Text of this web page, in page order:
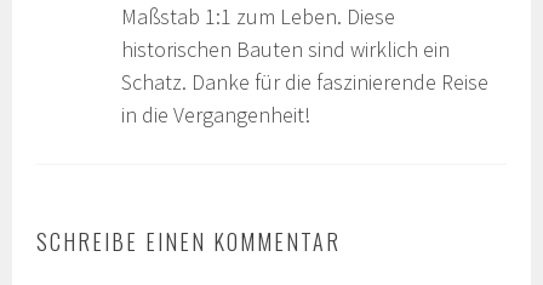
Maßstab 1:1 zum Leben. Diese
historischen Bauten sind wirklich ein
Schatz. Danke für die faszinierende Reise
in die Vergangenheit!
SCHREIBE EINEN KOMMENTAR